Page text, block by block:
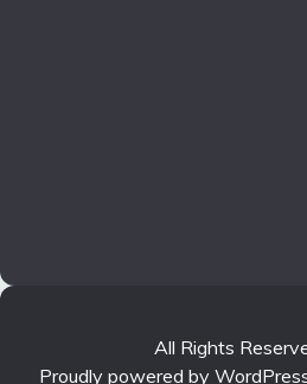
All Rights
Proudly powered by